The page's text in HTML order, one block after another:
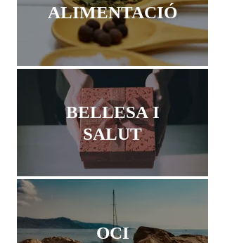
ALIMENTACIÓ
BELLESA I
SALUT
OCI